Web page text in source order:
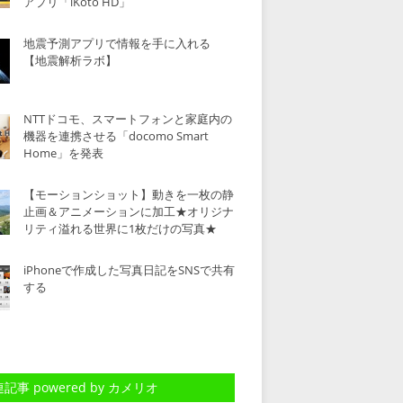
地震予測アプリで情報を手に入れる
【地震解析ラボ】
NTTドコモ、スマートフォンと家庭内の
機器を連携させる「docomo Smart
Home」を発表
【モーションショット】動きを一枚の静
止画＆アニメーションに加工★オリジナ
リティ溢れる世界に1枚だけの写真★
iPhoneで作成した写真日記をSNSで共有
する
記事 powered by カメリオ